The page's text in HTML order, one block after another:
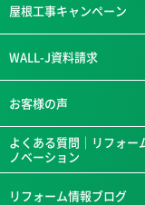
屋根工事キャンペーン
WALL-J資料請求
お客様の声
よくある質問｜リフォー
ノベーション
リフォーム情報ブログ